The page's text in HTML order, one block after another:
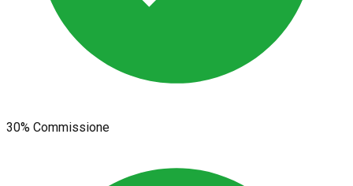
30% Commissione